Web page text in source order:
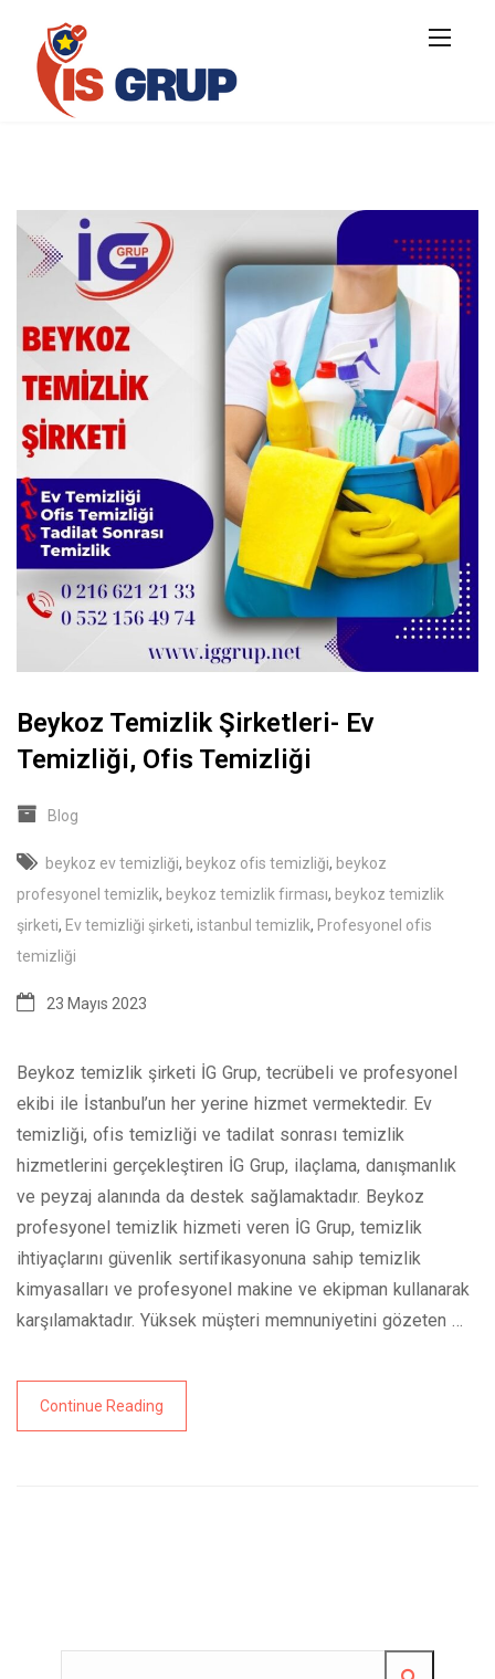
Beykoz Temizlik Şirketleri- Ev
Temizliği, Ofis Temizliği
Blog
beykoz ev temizliği, beykoz ofis temizliği, beykoz
profesyonel temizlik, beykoz temizlik firması, beykoz temizlik
şirketi, Ev temizliği şirketi, istanbul temizlik, Profesyonel ofis
temizliği
23 Mayıs 2023
Beykoz temizlik şirketi İG Grup, tecrübeli ve profesyonel
ekibi ile İstanbul’un her yerine hizmet vermektedir. Ev
temizliği, ofis temizliği ve tadilat sonrası temizlik
hizmetlerini gerçekleştiren İG Grup, ilaçlama, danışmanlık
ve peyzaj alanında da destek sağlamaktadır. Beykoz
profesyonel temizlik hizmeti veren İG Grup, temizlik
ihtiyaçlarını güvenlik sertifikasyonuna sahip temizlik
kimyasalları ve profesyonel makine ve ekipman kullanarak
karşılamaktadır. Yüksek müşteri memnuniyetini gözeten …
Continue Reading